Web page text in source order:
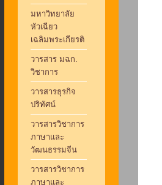
มหาวิทยาลัย
หัวเฉียว
เฉลิมพระเกียรติ
วารสาร มฉก.
วิชาการ
วารสารธุรกิจ
ปริทัศน์
วารสารวิชาการ
ภาษาและ
วัฒนธรรมจีน
วารสารวิชาการ
ภาษาและ